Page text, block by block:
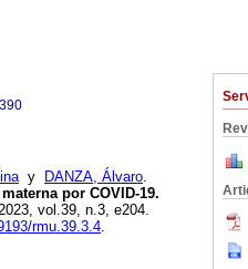
y DANZA, Álvaro.
por COVID-19.
vol.39, n.3, e204.
rmu.39.3.4.